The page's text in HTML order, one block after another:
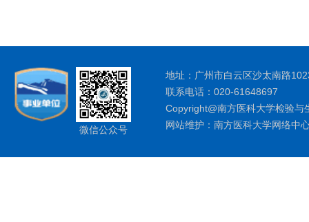
微信公众号
地址：广州市白云区沙太南路
联系电话：020-61648697
Copyright@南方医科大学检验
网站维护：南方医科大学网络中